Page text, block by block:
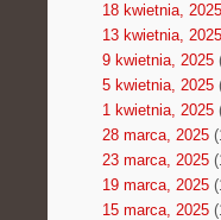
18 kwietnia, 2025
13 kwietnia, 2025
9 kwietnia, 2025
5 kwietnia, 2025
1 kwietnia, 2025
28 marca, 2025
23 marca, 2025
19 marca, 2025
15 marca, 2025